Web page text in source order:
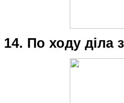
14. По ходу